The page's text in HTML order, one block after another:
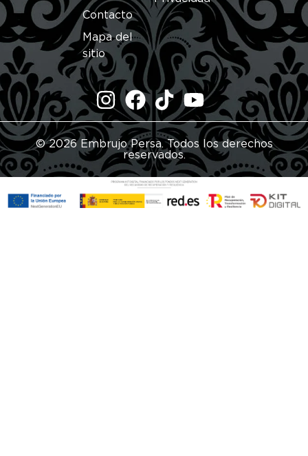
Contacto
Mapa del
sitio
© 2026 Embrujo Persa. Todos los derechos
reservados.